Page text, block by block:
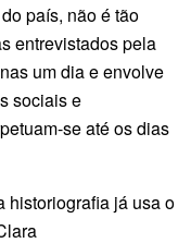
país, não é tão
entrevistados pela
um dia e envolve
sociais e
se até os dias
historiografia já usa o